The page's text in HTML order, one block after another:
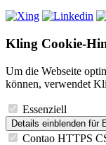
Kling Cookie-
Um die Webseite
können, verwendet
Essenziell
Details einblenden für
Contao HTTPS